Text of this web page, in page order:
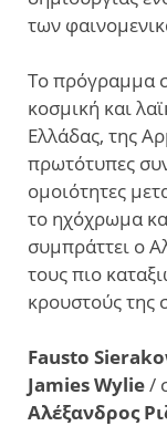
των
Το πρόγραμμα
κοσμική και
Ελλάδας, της
πρωτότυπες
ομοιότητες
το ηχόχρωμα
συμπράττει ο
τους πιο
κρουστούς της
Fausto
Jamies Wylie/
Αλέξανδρος